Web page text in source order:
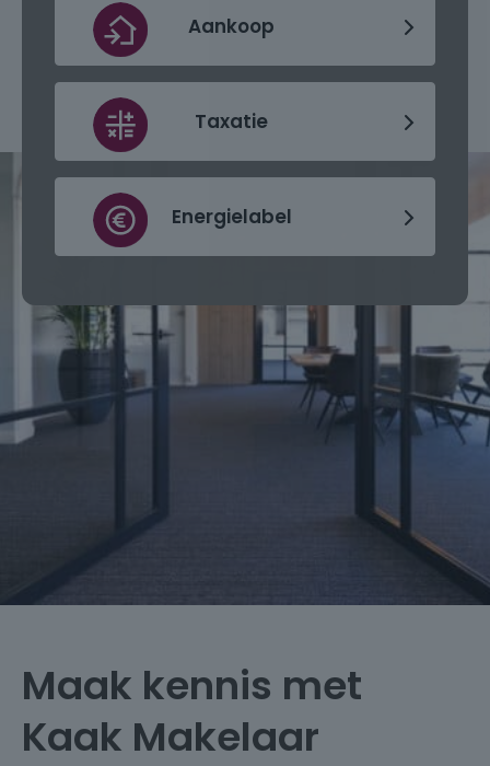
Aankoop
Taxatie
Energielabel
Maak kennis met
Kaak Makelaar